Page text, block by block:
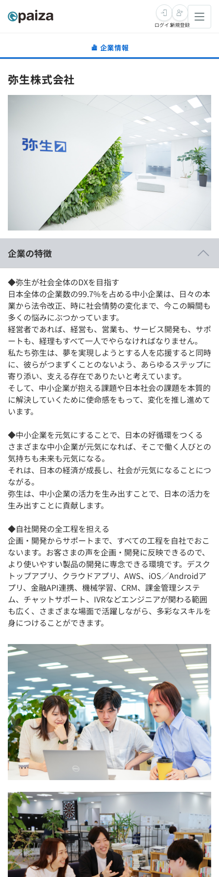
求人検索
転職エージェント
未経験転職
転職成功ガイド
本選考
新卒エージェント
イベント・セミナー
インタビュー
講座一覧
プラン
個人向けプラン
法人向けプラン
学校向けプラン
契約内容・クーポン
スキルチェック
評価結果一覧
再チャレンジ結果一覧
Tech Team Journal
paiza times
ログイン新規登録
企業情報
弥生株式会社
企業の特徴
◆弥生が社会全体のDXを目指す
日本全体の企業数の99.7%を占める中小企業は、日々の本
業から法令改正、時に社会情勢の変化まで、今この瞬間も
多くの悩みにぶつかっています。
経営者であれば、経営も、営業も、サービス開発も、サポ
ートも、経理もすべて一人でやらなければなりません。
私たち弥生は、夢を実現しようとする人を応援すると同時
に、彼らがつまずくことのないよう、あらゆるステップに
寄り添い、支える存在でありたいと考えています。
そして、中小企業が抱える課題や日本社会の課題を本質的
に解決していくために使命感をもって、変化を推し進めて
います。
◆中小企業を元気にすることで、日本の好循環をつくる
さまざまな中小企業が元気になれば、そこで働く人びとの
気持ちも未来も元気になる。
それは、日本の経済が成長し、社会が元気になることにつ
ながる。
弥生は、中小企業の活力を生み出すことで、日本の活力を
生み出すことに貢献します。
◆自社開発の全工程を担える
企画・開発からサポートまで、すべての工程を自社でおこ
ないます。お客さまの声を企画・開発に反映できるので、
より使いやすい製品の開発に専念できる環境です。デスク
トップアプリ、クラウドアプリ、AWS、iOS／Androidア
プリ、金融API連携、機械学習、CRM、課金管理システ
ム、チャットサポート、IVRなどエンジニアが関わる範囲
も広く、さまざまな場面で活躍しながら、多彩なスキルを
身につけることができます。